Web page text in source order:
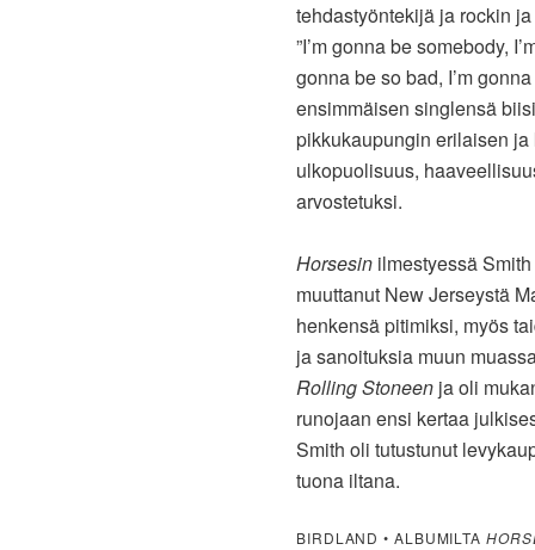
tehdastyöntekijä ja rockin
”I’m gonna be somebody,
gonna be so bad, I’m
ensimmäisen singlensä
pikkukaupungin erilaisen
ulkopuolisuus,
arvostetuksi.
Horsesin ilmestyessä
muuttanut New Jerseystä
henkensä pitimiksi, myös
ja sanoituksia muun
Rolling Stoneen ja oli
runojaan ensi kertaa
Smith oli tutustunut
tuona iltana.
BIRDLAND • ALBUMILTA